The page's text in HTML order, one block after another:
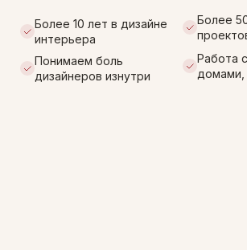
Более 10 лет в дизайне
интерьера
Более
Понимаем боль
дизайнеров изнутри
Работа
домами,